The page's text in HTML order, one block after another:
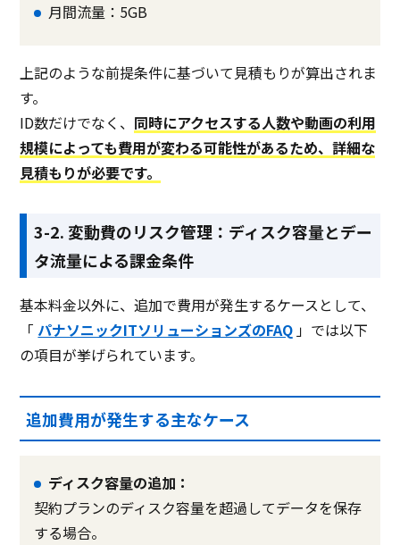
月間流量：5GB
上記のような前提条件に基づいて見積もりが算出されま
す。
ID数だけでなく、 同時にアクセスする人数や動画の利用
規模によっても費用が変わる可能性があるため、詳細な
見積もりが必要です。
3-2. 変動費のリスク管理：ディスク容量とデー
タ流量による課金条件
基本料金以外に、追加で費用が発生するケースとして、
「 パナソニックITソリューションズのFAQ 」では以下
の項目が挙げられています。
追加費用が発生する主なケース
ディスク容量の追加：
契約プランのディスク容量を超過してデータを保存
する場合。